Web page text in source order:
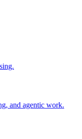
and agentic work.